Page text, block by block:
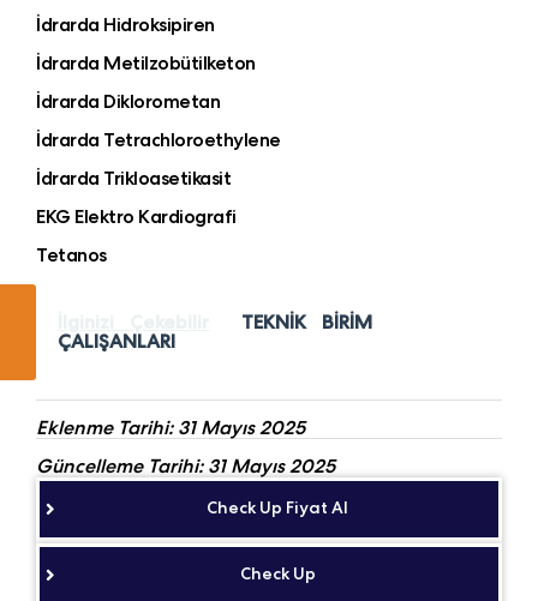
İdrarda Hidroksipiren
İdrarda Metilzobütilketon
İdrarda Diklorometan
İdrarda Tetrachloroethylene
İdrarda Trikloasetikasit
EKG Elektro Kardiografi
Tetanos
TEKNİK BİRİM
ÇALIŞANLARI
Eklenme Tarihi: 31 Mayıs 2025
Güncelleme Tarihi: 31 Mayıs 2025
Check Up Fiyat Al
Check Up